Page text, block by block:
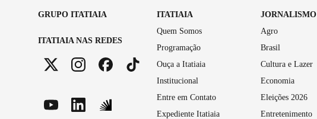
GRUPO ITATIAIA
ITATIAIA NAS REDES
ITATIAIA
Quem Somos
Programação
Ouça a Itatiaia
Institucional
Entre em Contato
Expediente Itatiaia
JORNALISMO
Agro
Brasil
Cultura e Lazer
Economia
Eleições 2026
Entretenimento